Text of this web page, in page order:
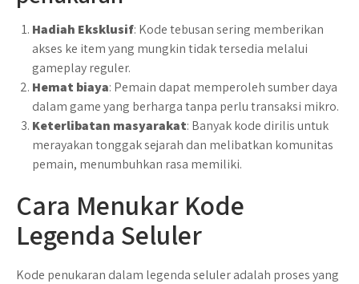
Hadiah Eksklusif: Kode tebusan sering memberikan
akses ke item yang mungkin tidak tersedia melalui
gameplay reguler.
Hemat biaya: Pemain dapat memperoleh sumber daya
dalam game yang berharga tanpa perlu transaksi mikro.
Keterlibatan masyarakat: Banyak kode dirilis untuk
merayakan tonggak sejarah dan melibatkan komunitas
pemain, menumbuhkan rasa memiliki.
Cara Menukar Kode
Legenda Seluler
Kode penukaran dalam legenda seluler adalah proses yang